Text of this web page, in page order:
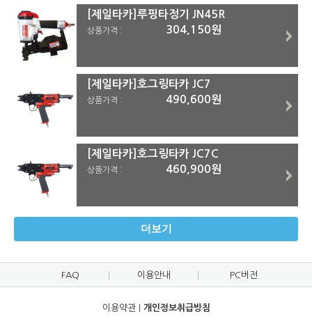
[제일타카]루핑타정기 JN45R
상품가격 : 304,150원
[제일타카]호그링타카 JC7
상품가격 : 490,600원
[제일타카]호그링타카 JC7C
상품가격 : 460,900원
더보기
FAQ 이용안내 PC버전
이용약관| 개인정보취급방침